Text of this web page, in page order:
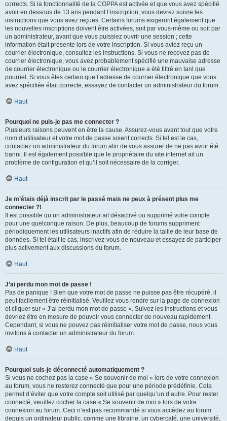
corrects. Si la fonctionnalité de la COPPA est activée et que vous avez spécifié
avoir en dessous de 13 ans pendant l’inscription, vous devrez suivre les
instructions que vous avez reçues. Certains forums exigeront également que
les nouvelles inscriptions doivent être activées, soit par vous-même ou soit par
un administrateur, avant que vous puissiez ouvrir une session ; cette
information était présente lors de votre inscription. Si vous aviez reçu un
courrier électronique, consultez les instructions. Si vous ne recevez pas de
courrier électronique, vous avez probablement spécifié une mauvaise adresse
de courrier électronique ou le courrier électronique a été filtré en tant que
pourriel. Si vous êtes certain que l’adresse de courrier électronique que vous
avez spécifiée était correcte, essayez de contacter un administrateur du forum.
Haut
Pourquoi ne puis-je pas me connecter ?
Plusieurs raisons peuvent en être la cause. Assurez-vous avant tout que votre
nom d’utilisateur et votre mot de passe soient corrects. Si tel est le cas,
contactez un administrateur du forum afin de vous assurer de ne pas avoir été
banni. Il est également possible que le propriétaire du site internet ait un
problème de configuration et qu’il soit nécessaire de la corriger.
Haut
Je m’étais déjà inscrit par le passé mais ne peux à présent plus me
connecter ?!
Il est possible qu’un administrateur ait désactivé ou supprimé votre compte
pour une quelconque raison. De plus, beaucoup de forums suppriment
périodiquement les utilisateurs inactifs afin de réduire la taille de leur base de
données. Si tel était le cas, inscrivez-vous de nouveau et essayez de participer
plus activement aux discussions du forum.
Haut
J’ai perdu mon mot de passe !
Pas de panique ! Bien que votre mot de passe ne puisse pas être récupéré, il
peut facilement être réinitialisé. Veuillez vous rendre sur la page de connexion
et cliquer sur « J’ai perdu mon mot de passe ». Suivez les instructions et vous
devriez être en mesure de pouvoir vous connecter de nouveau rapidement.
Cependant, si vous ne pouvez pas réinitialiser votre mot de passe, nous vous
invitons à contacter un administrateur du forum.
Haut
Pourquoi suis-je déconnecté automatiquement ?
Si vous ne cochez pas la case « Se souvenir de moi » lors de votre connexion
au forum, vous ne resterez connecté que pour une période prédéfinie. Cela
permet d’éviter que votre compte soit utilisé par quelqu’un d’autre. Pour rester
connecté, veuillez cocher la case « Se souvenir de moi » lors de votre
connexion au forum. Ceci n’est pas recommandé si vous accédez au forum
depuis un ordinateur public, comme une librairie, un cybercafé, une université,